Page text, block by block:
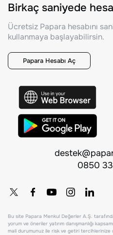
Birkaç saniyede
Ücretsiz Papara hesabını
kullanmaya başlayabilirsin.
Papara Hesabı Aç
0850
Bu site Papara Menkul Değerler A.Ş.
yorum ve öneriler yatırım danışmanlığı
mali durumunuz ile risk ve getiri